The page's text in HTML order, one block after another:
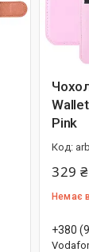
Pink
329 ₴
Немає
+380